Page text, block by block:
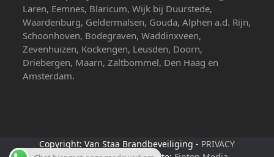
Laren, Eemnes, Blaricum, Wijk bij Duurstede,
Waardenburg, Geldermalsen, Gouda, Alphen a.d. Rijn,
Schoonhoven, Bodegraven, Waddinxveen,
Zevenhuizen, Kockengen, Leusden, Doorn,
Driebergen, Maarn, Zaltbommel, Den Haag en
Amsterdam.
Copyright: Van Staa Brandbeveiliging - PRIVACY